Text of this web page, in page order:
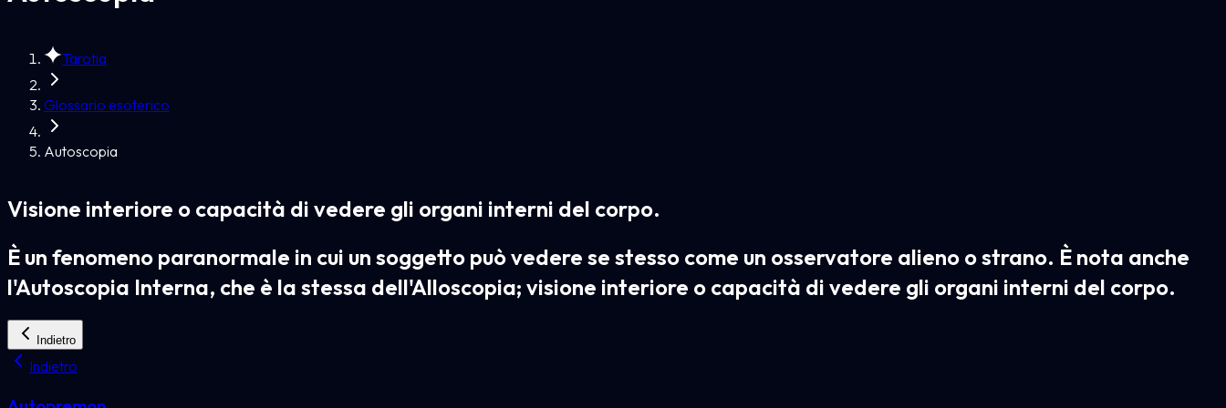
Tarotia
Glossario esoterico
Autoscopia
Visione interiore o capacità di vedere gli organi interni del corpo.
È un fenomeno paranormale in cui un soggetto può vedere se stesso come un osservatore alieno o strano. È nota anche
l'Autoscopia Interna, che è la stessa dell'Alloscopia; visione interiore o capacità di vedere gli organi interni del corpo.
Indietro
Indietro